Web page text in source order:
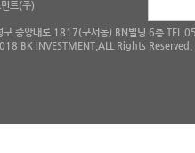
트(주)
구 중앙대로 1817(구서동) BN빌딩 6층
BK INVESTMENT.ALL Rights Reserved.